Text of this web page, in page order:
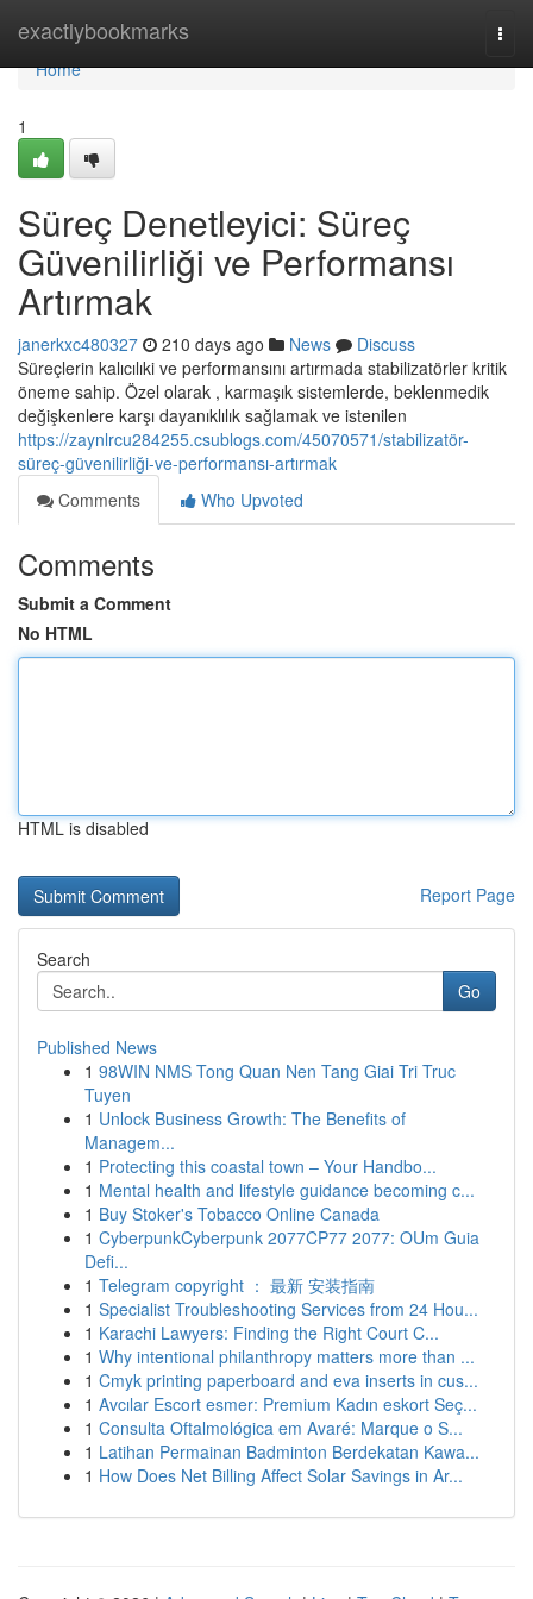
exactlybookmarks
Home
Home
1
Süreç Denetleyici: Süreç
Güvenilirliği ve Performansı
Artırmak
janerkxc480327 210 days ago News
Discuss
Süreçlerin kalıcılıki ve performansını artırmada stabilizatörler kritik
öneme sahip. Özel olarak , karmaşık sistemlerde, beklenmedik
değişkenlere karşı dayanıklılık sağlamak ve istenilen
https://zaynlrcu284255.csublogs.com/45070571/stabilizatör-
süreç-güvenilirliği-ve-performansı-artırmak
Comments
Who Upvoted
Comments
Submit a Comment
No HTML
HTML is disabled
Report Page
Search
Go
Published News
1 98WIN NMS Tong Quan Nen Tang Giai Tri Truc
Tuyen
1 Unlock Business Growth: The Benefits of
Managem...
1 Protecting this coastal town – Your Handbo...
1 Mental health and lifestyle guidance becoming c...
1 Buy Stoker's Tobacco Online Canada
1 CyberpunkCyberpunk 2077CP77 2077: OUm Guia
Defi...
1 Telegram copyright ： 最新 安装指南
1 Specialist Troubleshooting Services from 24 Hou...
1 Karachi Lawyers: Finding the Right Court C...
1 Why intentional philanthropy matters more than ...
1 Cmyk printing paperboard and eva inserts in cus...
1 Avcılar Escort esmer: Premium Kadın eskort Seç...
1 Consulta Oftalmológica em Avaré: Marque o S...
1 Latihan Permainan Badminton Berdekatan Kawa...
1 How Does Net Billing Affect Solar Savings in Ar...